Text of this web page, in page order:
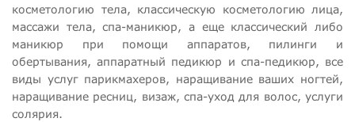
косметологию тела, классическую косметологию лица,
массажи тела, спа-маникюр, а еще классический либо
маникюр при помощи аппаратов, пилинги и
обертывания, аппаратный педикюр и спа-педикюр, все
виды услуг парикмахеров, наращивание ваших ногтей,
наращивание ресниц, визаж, спа-уход для волос, услуги
солярия.